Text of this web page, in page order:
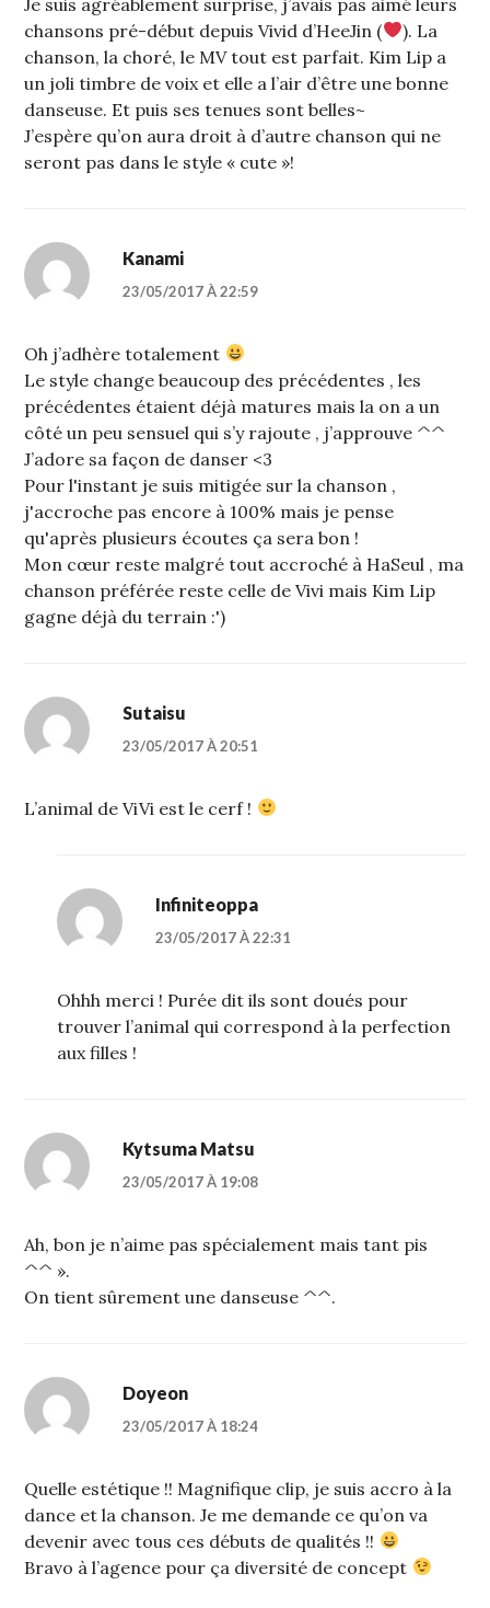
chansons pré-début depuis Vivid d’HeeJin (
). La
chanson, la choré, le MV tout est parfait. Kim Lip a
un joli timbre de voix et elle a l’air d’être une bonne
danseuse. Et puis ses tenues sont belles~
J’espère qu’on aura droit à d’autre chanson qui ne
seront pas dans le style « cute »!
Kanami
23/05/2017 À 22:59
Oh j’adhère totalement
Le style change beaucoup des précédentes , les
précédentes étaient déjà matures mais la on a un
côté un peu sensuel qui s’y rajoute , j’approuve ^^
J’adore sa façon de danser <3
Pour l'instant je suis mitigée sur la chanson ,
j'accroche pas encore à 100% mais je pense
qu'après plusieurs écoutes ça sera bon !
Mon cœur reste malgré tout accroché à HaSeul , ma
chanson préférée reste celle de Vivi mais Kim Lip
gagne déjà du terrain :')
Sutaisu
23/05/2017 À 20:51
L’animal de ViVi est le cerf !
Infiniteoppa
23/05/2017 À 22:31
Ohhh merci ! Purée dit ils sont doués pour
trouver l’animal qui correspond à la perfection
aux filles !
Kytsuma Matsu
23/05/2017 À 19:08
Ah, bon je n’aime pas spécialement mais tant pis
^^ ».
On tient sûrement une danseuse ^^.
Doyeon
23/05/2017 À 18:24
Quelle estétique !! Magnifique clip, je suis accro à la
dance et la chanson. Je me demande ce qu’on va
devenir avec tous ces débuts de qualités !!
Bravo à l’agence pour ça diversité de concept